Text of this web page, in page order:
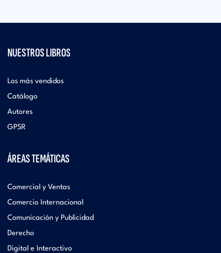
NUESTROS LIBROS
Los más vendidos
Catálogo
Autores
GPSR
ÁREAS TEMÁTICAS
Comercial y Ventas
Comercio Internacional
Comunicación y Publicidad
Derecho
Digital e Interactivo